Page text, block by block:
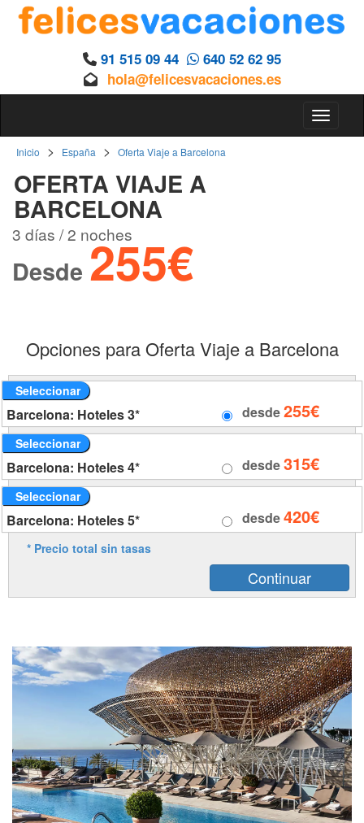
91 515 09 44
640 52 62 95
hola@felicesvacaciones.es
Inicio > España > Oferta Viaje a Barcelona
OFERTA VIAJE A
BARCELONA
3 días / 2 noches
Desde 255€
Opciones para Oferta Viaje a Barcelona
Seleccionar
Barcelona: Hoteles 3* desde255€
Seleccionar
Barcelona: Hoteles 4* desde315€
Seleccionar
Barcelona: Hoteles 5* desde420€
* Precio total sin tasas